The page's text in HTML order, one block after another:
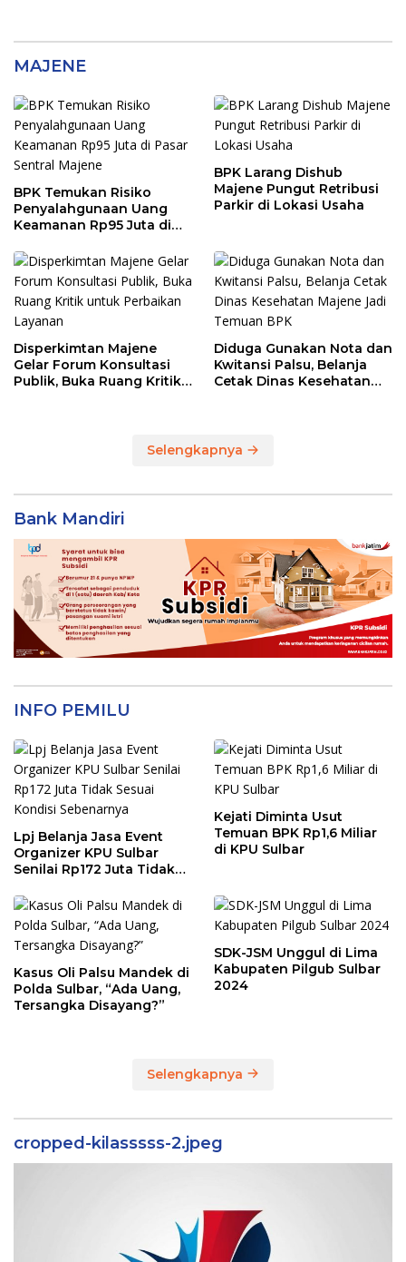
MAJENE
BPK Temukan Risiko
Penyalahgunaan Uang
Keamanan Rp95 Juta di
BPK Larang Dishub
Majene Pungut Retribusi
Parkir di Lokasi Usaha
Disperkimtan Majene
Gelar Forum Konsultasi
Publik, Buka Ruang Kritik
Diduga Gunakan Nota dan
Kwitansi Palsu, Belanja
Cetak Dinas Kesehatan
Selengkapnya
Bank Mandiri
INFO PEMILU
Lpj Belanja Jasa Event
Organizer KPU Sulbar
Senilai Rp172 Juta Tidak
Sebenarnya
Kejati Diminta Usut
Temuan BPK Rp1,6 Miliar
di KPU Sulbar
Kasus Oli Palsu Mandek di
Polda Sulbar, “Ada Uang,
Tersangka Disayang?”
SDK-JSM Unggul di Lima
Kabupaten Pilgub Sulbar
2024
Selengkapnya
cropped-kilasssss-2.jpeg